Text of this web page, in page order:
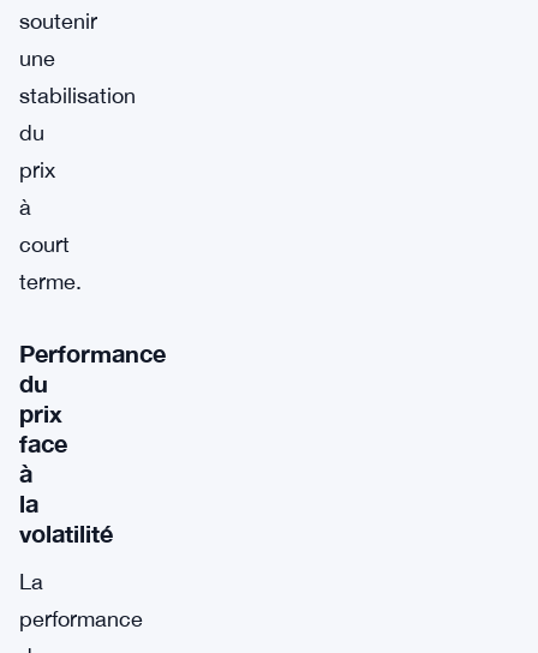
soutenir
une
stabilisation
du
prix
à
court
terme.
Performance
du
prix
face
à
la
volatilité
La
performance